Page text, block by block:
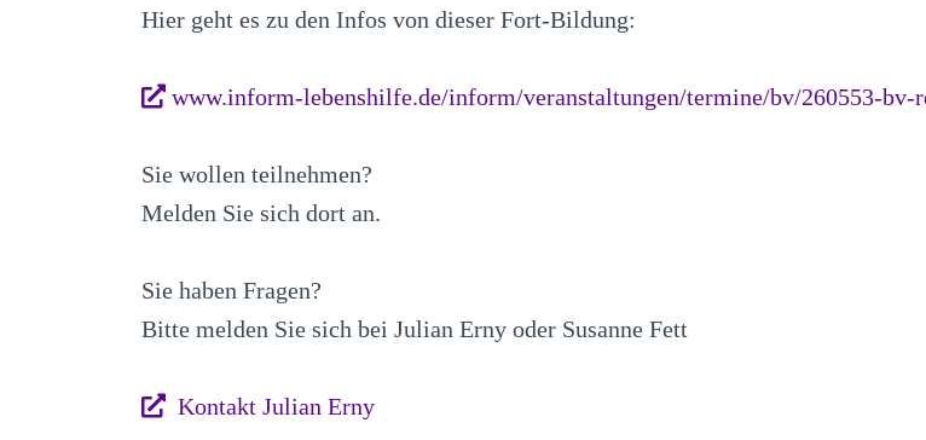
Hier geht es zu den Infos von dieser Fort-Bildung:
www.inform-lebenshilfe.de/inform/veranstaltungen/termine/bv/260553-bv-
Sie wollen teilnehmen?
Melden Sie sich dort an.
Sie haben Fragen?
Bitte melden Sie sich bei Julian Erny oder Susanne Fett
Kontakt Julian Erny